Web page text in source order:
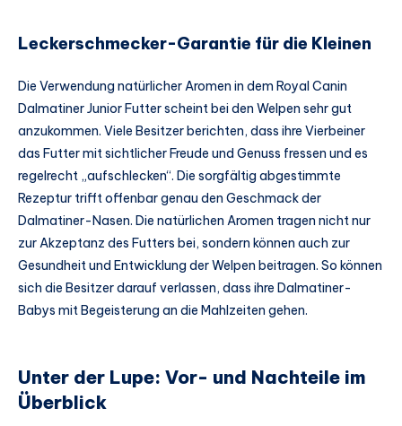
Leckerschmecker-Garantie für die Kleinen
Die Verwendung natürlicher Aromen in dem Royal Canin
Dalmatiner Junior Futter scheint bei den Welpen sehr gut
anzukommen. Viele Besitzer berichten, dass ihre Vierbeiner
das Futter mit sichtlicher Freude und Genuss fressen und es
regelrecht „aufschlecken“. Die sorgfältig abgestimmte
Rezeptur trifft offenbar genau den Geschmack der
Dalmatiner-Nasen. Die natürlichen Aromen tragen nicht nur
zur Akzeptanz des Futters bei, sondern können auch zur
Gesundheit und Entwicklung der Welpen beitragen. So können
sich die Besitzer darauf verlassen, dass ihre Dalmatiner-
Babys mit Begeisterung an die Mahlzeiten gehen.
Unter der Lupe: Vor- und Nachteile im
Überblick